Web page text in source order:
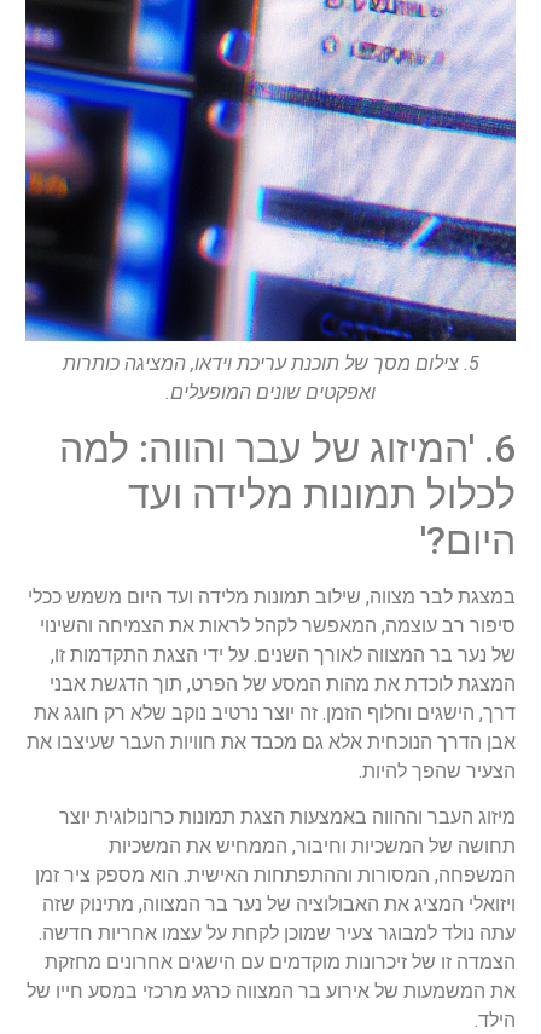
5. צילום מסך של תוכנת עריכת וידאו, המציגה כותרות
ואפקטים שונים המופעלים.
6. 'המיזוג של עבר והווה: למה
לכלול תמונות מלידה ועד
היום?'
במצגת לבר מצווה, שילוב תמונות מלידה ועד היום משמש ככלי
סיפור רב עוצמה, המאפשר לקהל לראות את הצמיחה והשינוי
של נער בר המצווה לאורך השנים. על ידי הצגת התקדמות זו,
המצגת לוכדת את מהות המסע של הפרט, תוך הדגשת אבני
דרך, הישגים וחלוף הזמן. זה יוצר נרטיב נוקב שלא רק חוגג את
אבן הדרך הנוכחית אלא גם מכבד את חוויות העבר שעיצבו את
הצעיר שהפך להיות.
מיזוג העבר וההווה באמצעות הצגת תמונות כרונולוגית יוצר
תחושה של המשכיות וחיבור, הממחיש את המשכיות
המשפחה, המסורות וההתפתחות האישית. הוא מספק ציר זמן
ויזואלי המציג את האבולוציה של נער בר המצווה, מתינוק שזה
עתה נולד למבוגר צעיר שמוכן לקחת על עצמו אחריות חדשה.
הצמדה זו של זיכרונות מוקדמים עם הישגים אחרונים מחזקת
את המשמעות של אירוע בר המצווה כרגע מרכזי במסע חייו של
הילד.